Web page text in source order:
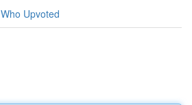
Who Upvoted